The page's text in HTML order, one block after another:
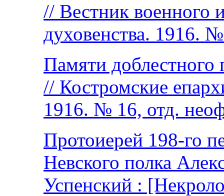
// Вестник военного
духовенства. 1916.
Памяти доблестного
// Костромские
1916. № 16, отд.
Протоиерей 198-го
Невского полка
Успенский :